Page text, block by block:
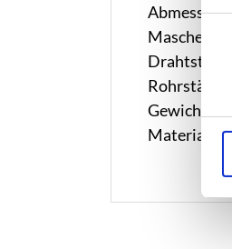
Rohrstärke:
Gewicht: 8
Material: